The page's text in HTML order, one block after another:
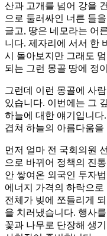
산과 고개를 넘어 강을
으로 둘러싸인 너른 들
글고, 땅은 네모라는 어
니다. 제자리에 서서 한
시 돌아보지만 그래도
되는 그런 몽골 땅에 정
그런데 이런 몽골에 사
있습니다. 이번에는 그
하늘에 대한 얘기입니다
겹쳐 하늘의 아름다움
먼저 얼마 전 국회의원
으로 바뀌어 정책의 진
안 쌓여온 외국인 투자
에너지 가격의 하락으
전체가 빚에 쪼들리게
을 치러냈습니다. 행사
꽃과 나무로 단장해 생